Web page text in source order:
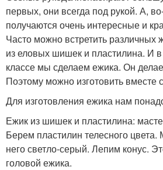
первых, они всегда под рукой. А,
получаются очень интересные и
Часто можно встретить различных
из еловых шишек и пластилина. И
классе мы сделаем ежика. Он
Поэтому можно изготовить вместе
Для изготовления ежика нам
Ежик из шишек и пластилина:
Берем пластилин телесного
него светло-серый. Лепим конус.
головой ежика.